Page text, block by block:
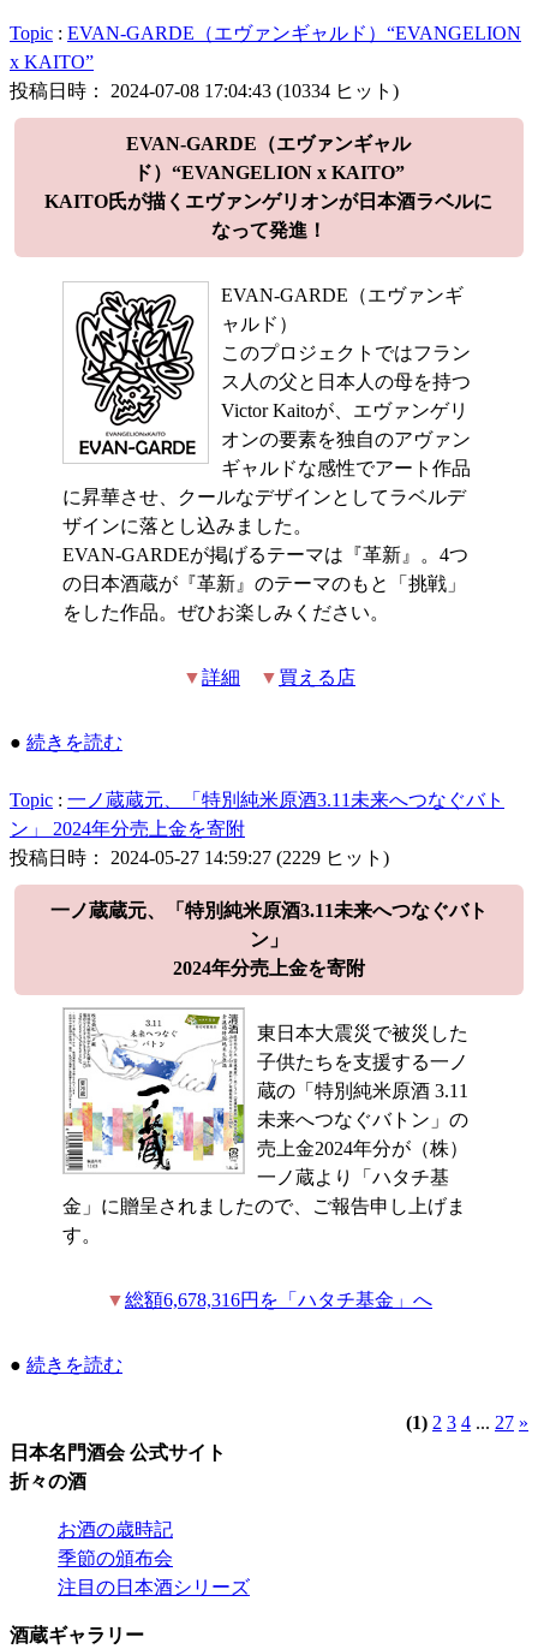
Topic : EVAN-GARDE（エヴァンギャルド）“EVANGELION
x KAITO”
投稿日時： 2024-07-08 17:04:43 (10334 ヒット )
EVAN-GARDE（エヴァンギャル
ド）“EVANGELION x KAITO”
KAITO氏が描くエヴァンゲリオンが日本酒ラベルに
なって発進！
EVAN-GARDE（エヴァンギ
ャルド）
このプロジェクトではフラン
ス人の父と日本人の母を持つ
Victor Kaitoが、エヴァンゲリ
オンの要素を独自のアヴァン
ギャルドな感性でアート作品
に昇華させ、クールなデザインとしてラベルデ
ザインに落とし込みました。
EVAN-GARDEが掲げるテーマは『革新』。4つ
の日本酒蔵が『革新』のテーマのもと「挑戦」
をした作品。ぜひお楽しみください。
▼詳細 ▼ 買える店
● 続きを読む
Topic : 一ノ蔵蔵元、「特別純米原酒3.11未来へつなぐバト
ン」 2024年分売上金を寄附
投稿日時： 2024-05-27 14:59:27 (2229 ヒット )
一ノ蔵蔵元、「特別純米原酒3.11未来へつなぐバト
ン」
2024年分売上金を寄附
東日本大震災で被災した
子供たちを支援する一ノ
蔵の「特別純米原酒 3.11
未来へつなぐバトン」の
売上金2024年分が（株）
一ノ蔵より「ハタチ基
金」に贈呈されましたので、ご報告申し上げま
す。
▼総額6,678,316円を「ハタチ基金」へ
● 続きを読む
(1) 2 3 4 ... 27 »
日本名門酒会 公式サイト
折々の酒
お酒の歳時記
季節の頒布会
注目の日本酒シリーズ
酒蔵ギャラリー